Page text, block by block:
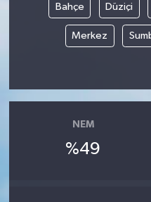
Bahçe Düziçi
Merkez
NEM
%49